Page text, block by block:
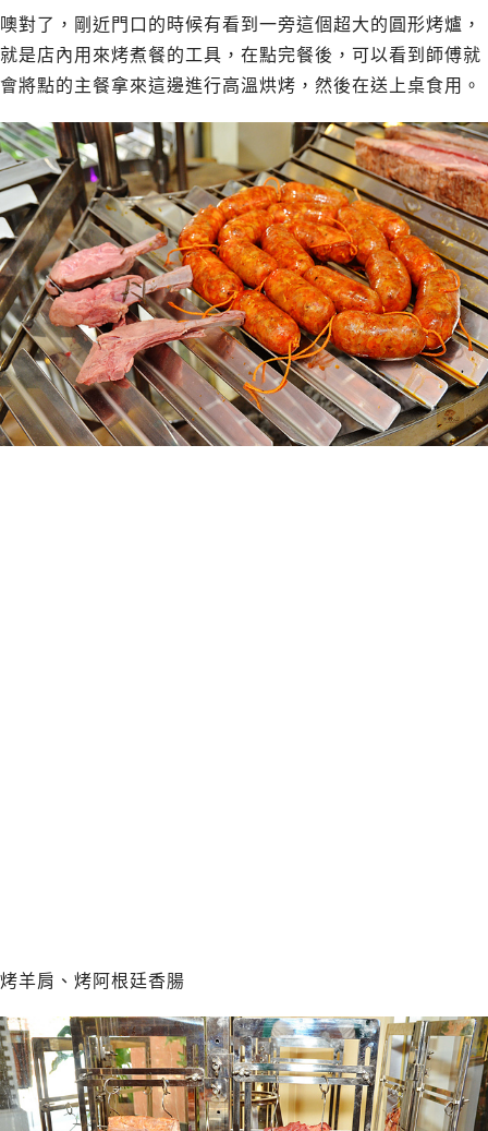
噢對了，剛近門口的時候有看到一旁這個超大的圓形烤爐，
就是店內用來烤煮餐的工具，在點完餐後，可以看到師傅就
會將點的主餐拿來這邊進行高溫烘烤，然後在送上桌食用。
烤羊肩、烤阿根廷香腸